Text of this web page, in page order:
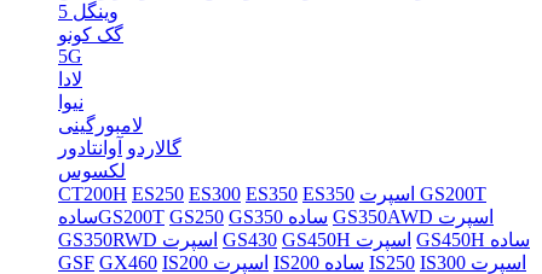
وینگل 5
گک کونو
5G
لادا
نیوا
لامبورگینی
گالاردو آوانتادور
لکسوس
CT200H ES250 ES300 ES350 ES350
اسپرت GS200T
سادهGS200T GS250 GS350 ساده
GS350AWD اسپرت
GS350RWD اسپرت GS430 GS450H اسپرت
GS450H ساده
GSF GX460 IS200 اسپرت IS200 ساده IS250
IS300 اسپرت